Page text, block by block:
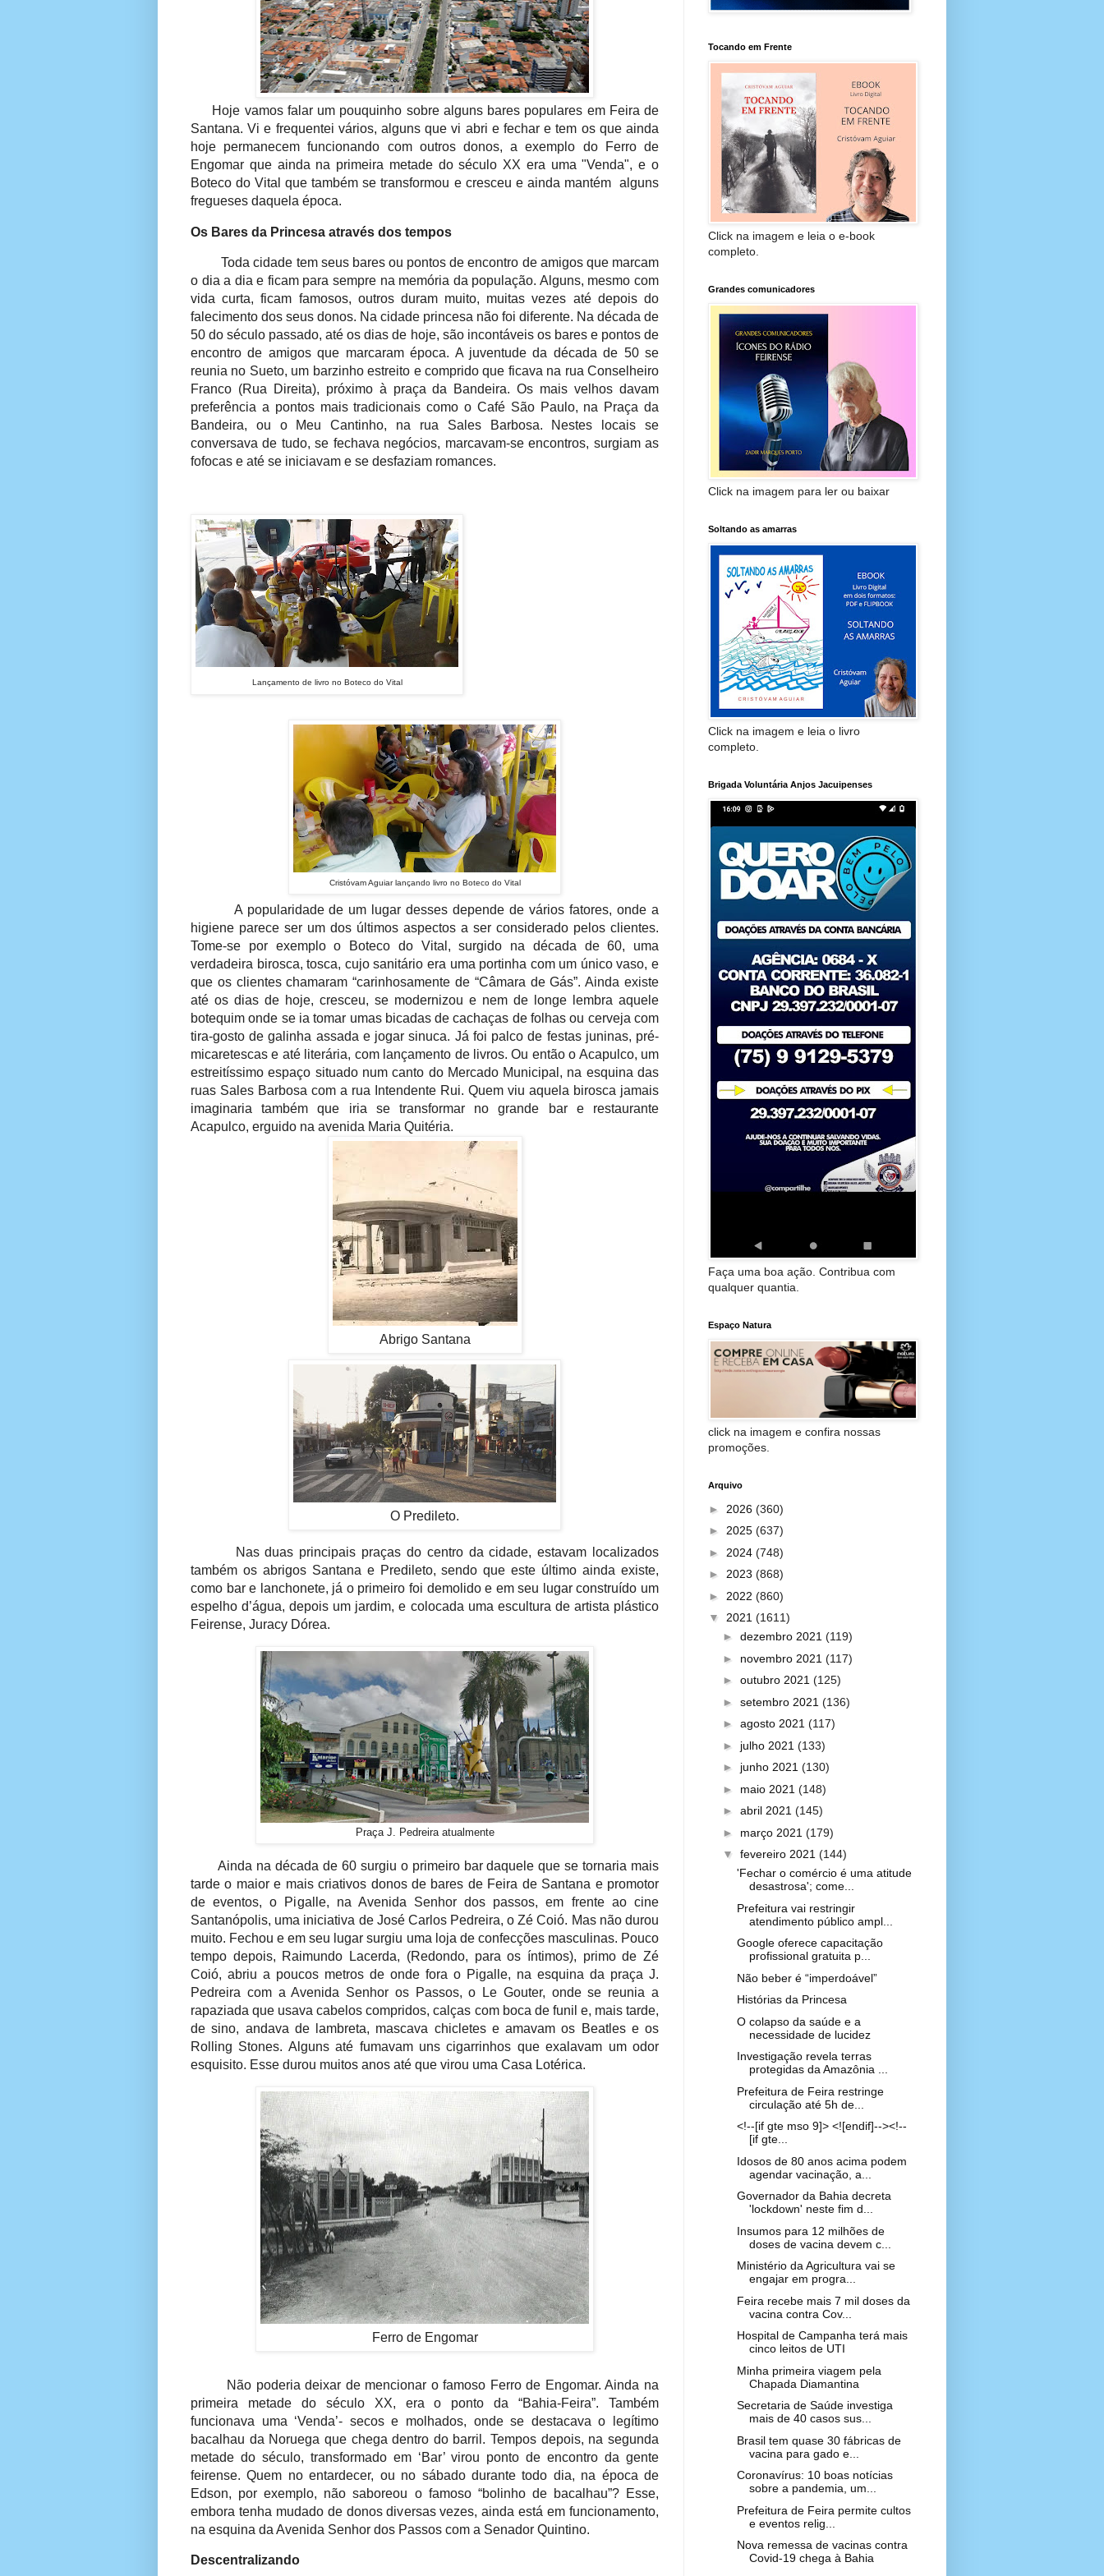
Hoje vamos falar um pouquinho sobre alguns bares populares em Feira de
Santana. Vi e frequentei vários, alguns que vi abri e fechar e tem os que ainda
hoje permanecem funcionando com outros donos, a exemplo do Ferro de
Engomar que ainda na primeira metade do século XX era uma "Venda", e o
Boteco do Vital que também se transformou e cresceu e ainda mantém alguns
fregueses daquela época.
Os Bares da Princesa através dos tempos
Toda cidade tem seus bares ou pontos de encontro de amigos que marcam
o dia a dia e ficam para sempre na memória da população. Alguns, mesmo com
vida curta, ficam famosos, outros duram muito, muitas vezes até depois do
falecimento dos seus donos. Na cidade princesa não foi diferente. Na década de
50 do século passado, até os dias de hoje, são incontáveis os bares e pontos de
encontro de amigos que marcaram época. A juventude da década de 50 se
reunia no Sueto, um barzinho estreito e comprido que ficava na rua Conselheiro
Franco (Rua Direita), próximo à praça da Bandeira. Os mais velhos davam
preferência a pontos mais tradicionais como o Café São Paulo, na Praça da
Bandeira, ou o Meu Cantinho, na rua Sales Barbosa. Nestes locais se
conversava de tudo, se fechava negócios, marcavam-se encontros, surgiam as
fofocas e até se iniciavam e se desfaziam romances.
Lançamento de livro no Boteco do Vital
Cristóvam Aguiar lançando livro no Boteco do Vital
A popularidade de um lugar desses depende de vários fatores, onde a
higiene parece ser um dos últimos aspectos a ser considerado pelos clientes.
Tome-se por exemplo o Boteco do Vital, surgido na década de 60, uma
verdadeira birosca, tosca, cujo sanitário era uma portinha com um único vaso, e
que os clientes chamaram “carinhosamente de “Câmara de Gás”. Ainda existe
até os dias de hoje, cresceu, se modernizou e nem de longe lembra aquele
botequim onde se ia tomar umas bicadas de cachaças de folhas ou cerveja com
tira-gosto de galinha assada e jogar sinuca. Já foi palco de festas juninas, pré-
micaretescas e até literária, com lançamento de livros. Ou então o Acapulco, um
estreitíssimo espaço situado num canto do Mercado Municipal, na esquina das
ruas Sales Barbosa com a rua Intendente Rui. Quem viu aquela birosca jamais
imaginaria também que iria se transformar no grande bar e restaurante
Acapulco, erguido na avenida Maria Quitéria.
Abrigo Santana
O Predileto.
Nas duas principais praças do centro da cidade, estavam localizados
também os abrigos Santana e Predileto, sendo que este último ainda existe,
como bar e lanchonete, já o primeiro foi demolido e em seu lugar construído um
espelho d’água, depois um jardim, e colocada uma escultura de artista plástico
Feirense, Juracy Dórea.
Praça J. Pedreira atualmente
Ainda na década de 60 surgiu o primeiro bar daquele que se tornaria mais
tarde o maior e mais criativos donos de bares de Feira de Santana e promotor
de eventos, o Pigalle, na Avenida Senhor dos passos, em frente ao cine
Santanópolis, uma iniciativa de José Carlos Pedreira, o Zé Coió. Mas não durou
muito. Fechou e em seu lugar surgiu uma loja de confecções masculinas. Pouco
tempo depois, Raimundo Lacerda, (Redondo, para os íntimos), primo de Zé
Coió, abriu a poucos metros de onde fora o Pigalle, na esquina da praça J.
Pedreira com a Avenida Senhor os Passos, o Le Gouter, onde se reunia a
rapaziada que usava cabelos compridos, calças com boca de funil e, mais tarde,
de sino, andava de lambreta, mascava chicletes e amavam os Beatles e os
Rolling Stones. Alguns até fumavam uns cigarrinhos que exalavam um odor
esquisito. Esse durou muitos anos até que virou uma Casa Lotérica.
Ferro de Engomar
Não poderia deixar de mencionar o famoso Ferro de Engomar.Ainda na
primeira metade do século XX, era o ponto da “Bahia-Feira”. Também
funcionava uma ‘Venda’- secos e molhados, onde se destacava o legítimo
bacalhau da Noruega que chega dentro do barril. Tempos depois, na segunda
metade do século, transformado em ‘Bar’ virou ponto de encontro da gente
feirense. Quem no entardecer, ou no sábado durante todo dia, na época de
Edson, por exemplo, não saboreou o famoso “bolinho de bacalhau”? Esse,
embora tenha mudado de donos diversas vezes, ainda está em funcionamento,
na esquina da Avenida Senhor dos Passos com a Senador Quintino.
Descentralizando
Tocando em Frente
Click na imagem e leia o e-book
completo.
Grandes comunicadores
Click na imagem para ler ou baixar
Soltando as amarras
Click na imagem e leia o livro
completo.
Brigada Voluntária Anjos Jacuipenses
Faça uma boa ação. Contribua com
qualquer quantia.
Espaço Natura
click na imagem e confira nossas
promoções.
Arquivo
► 2026 (360)
► 2025 (637)
► 2024 (748)
► 2023 (868)
► 2022 (860)
▼ 2021 (1611)
► dezembro 2021 (119)
► novembro 2021 (117)
► outubro 2021 (125)
► setembro 2021 (136)
► agosto 2021 (117)
► julho 2021 (133)
► junho 2021 (130)
► maio 2021 (148)
► abril 2021 (145)
► março 2021 (179)
▼ fevereiro 2021 (144)
'Fechar o comércio é uma atitude
desastrosa'; come...
Prefeitura vai restringir
atendimento público ampl...
Google oferece capacitação
profissional gratuita p...
Não beber é “imperdoável”
Histórias da Princesa
O colapso da saúde e a
necessidade de lucidez
Investigação revela terras
protegidas da Amazônia ...
Prefeitura de Feira restringe
circulação até 5h de...
<!--[if gte mso 9]> <![endif]--><!--
[if gte...
Idosos de 80 anos acima podem
agendar vacinação, a...
Governador da Bahia decreta
'lockdown' neste fim d...
Insumos para 12 milhões de
doses de vacina devem c...
Ministério da Agricultura vai se
engajar em progra...
Feira recebe mais 7 mil doses da
vacina contra Cov...
Hospital de Campanha terá mais
cinco leitos de UTI
Minha primeira viagem pela
Chapada Diamantina
Secretaria de Saúde investiga
mais de 40 casos sus...
Brasil tem quase 30 fábricas de
vacina para gado e...
Coronavírus: 10 boas notícias
sobre a pandemia, um...
Prefeitura de Feira permite cultos
e eventos relig...
Nova remessa de vacinas contra
Covid-19 chega à Bahia